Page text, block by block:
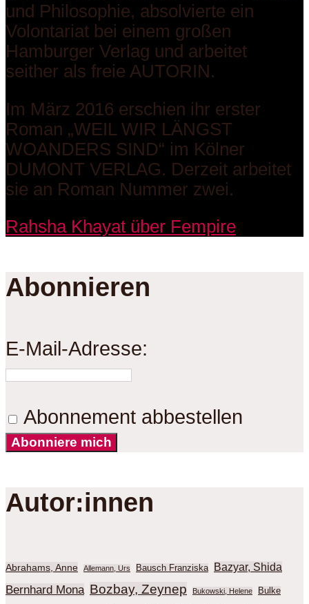
und Philosophie, absolvierte ein
Volontariat bei einem großen
Hamburger Verlag und arbeitet
seither als freie AUTORIN.
Im März 2016 erschien ihr erster
Roman „WEIL WIR LÄNGST
WOANDERS SIND“ im Kölner
DUMONT VERLAG. Derzeit arbeitet
sie an Roman Nummer zwei.
Rahsha Khayat über Fempire
Abonnieren
E-Mail-Adresse:
Abonnement abbestellen
Abonniere mich
Autor:innen
Abrahams, Anne Allemann, Urs Bausch Franziska Bazyar, Shida
Bernhard Mona Bozbay, Zeynep Bukowski, Helene Bulke